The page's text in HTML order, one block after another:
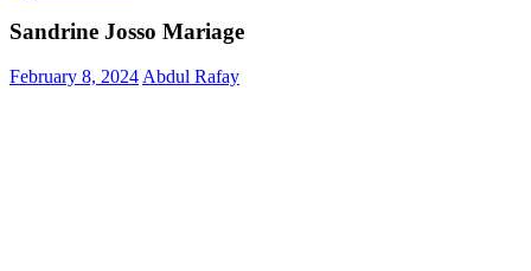
Sandrine Josso Mariage
February 8, 2024Abdul Rafay